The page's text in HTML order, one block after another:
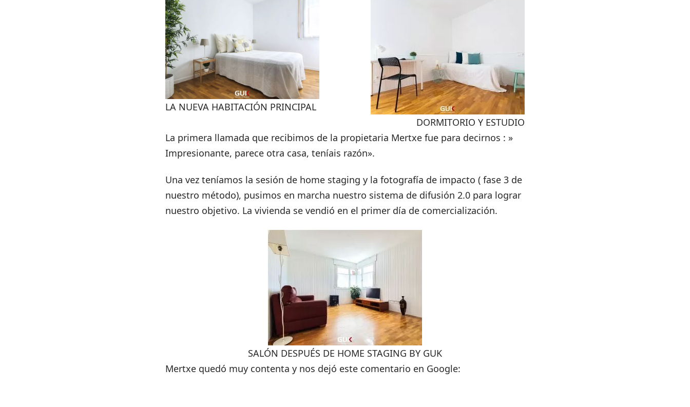
LA NUEVA HABITACIÓN PRINCIPAL
DORMITORIO Y ESTUDIO
La primera llamada que recibimos de la propietaria Mertxe fue para decirnos : »
Impresionante, parece otra casa, teníais razón».
Una vez teníamos la sesión de home staging y la fotografía de impacto ( fase 3 de
nuestro método), pusimos en marcha nuestro sistema de difusión 2.0 para lograr
nuestro objetivo. La vivienda se vendió en el primer día de comercialización.
SALÓN DESPUÉS DE HOME STAGING BY GUK
Mertxe quedó muy contenta y nos dejó este comentario en Google: